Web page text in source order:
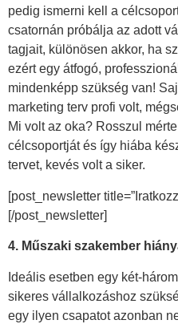
pedig ismerni kell a
csatornán próbálja az adott
tagjait, különösen akkor, ha
ezért egy átfogó,
mindenképp szükség van!
marketing terv profi volt,
Mi volt az oka? Rosszul
célcsoportját és így hiába
tervet, kevés volt a siker.
[post_newsletter
[/post_newsletter]
4. Műszaki szakember
Ideális esetben egy két-
sikeres vállalkozáshoz
egy ilyen csapatot azonban